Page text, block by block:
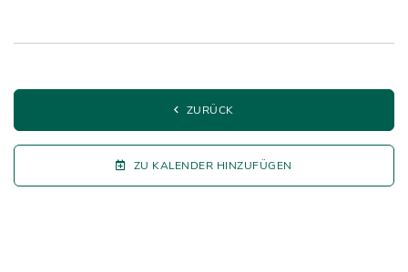
ZURÜCK
ZU KALENDER HINZUFÜGEN